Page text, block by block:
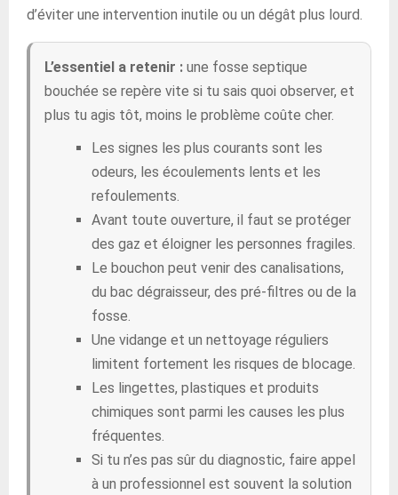
d’éviter une intervention inutile ou un dégât plus lourd.
L’essentiel a retenir : une fosse septique
bouchée se repère vite si tu sais quoi observer, et
plus tu agis tôt, moins le problème coûte cher.
Les signes les plus courants sont les
odeurs, les écoulements lents et les
refoulements.
Avant toute ouverture, il faut se protéger
des gaz et éloigner les personnes fragiles.
Le bouchon peut venir des canalisations,
du bac dégraisseur, des pré-filtres ou de la
fosse.
Une vidange et un nettoyage réguliers
limitent fortement les risques de blocage.
Les lingettes, plastiques et produits
chimiques sont parmi les causes les plus
fréquentes.
Si tu n’es pas sûr du diagnostic, faire appel
à un professionnel est souvent la solution